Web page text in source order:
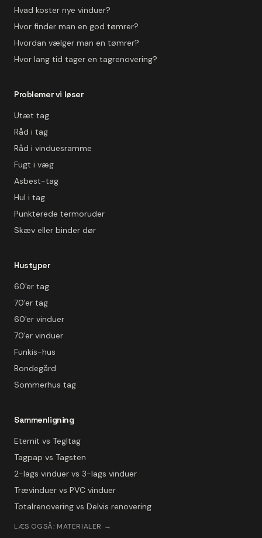
Hvad koster nye vinduer?
Hvor finder man en god tømrer?
Hvordan vælger man en tømrer?
Hvor lang tid tager en tagrenovering?
Problemer vi løser
Utæt tag
Råd i tag
Råd i vinduesramme
Fugt i væg
Asbest-tag
Hul i tag
Punkterede termoruder
Skæv eller binder dør
Hustyper
60'er tag
70'er tag
60'er vinduer
70'er vinduer
Funkis-hus
Bondegård
Sommerhus tag
Sammenligning
Eternit vs Tegltag
Tagpap vs Tagsten
2-lags vinduer vs 3-lags vinduer
Trævinduer vs PVC vinduer
Totalrenovering vs Delvis renovering
LÆS OGSÅ: MATERIALER →